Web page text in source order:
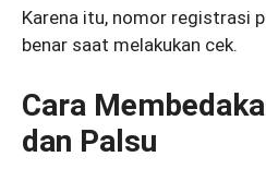
Karena itu, nomor registrasi
benar saat melakukan cek.
Cara
dan Palsu